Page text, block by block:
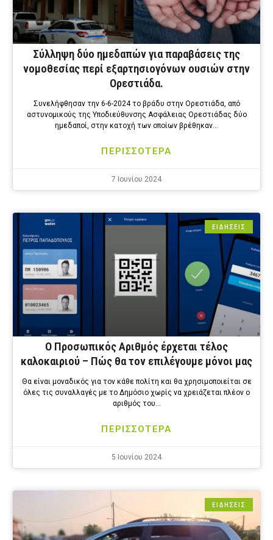
Σύλληψη δύο ημεδαπών για παραβάσεις της
νομοθεσίας περί εξαρτησιογόνων ουσιών στην
Ορεστιάδα.
Συνελήφθησαν την 6-6-2024 το βράδυ στην Ορεστιάδα, από
αστυνομικούς της Υποδιεύθυνσης Ασφάλειας Ορεστιάδας δύο
ημεδαποί, στην κατοχή των οποίων βρέθηκαν…
ΠΕΡΙΣΣΟΤΕΡΑ
7 Ιουνίου 2024
ΕΙΔΗΣΕΙΣ
Ο Προσωπικός Αριθμός έρχεται τέλος
καλοκαιριού – Πώς θα τον επιλέγουμε μόνοι μας
Θα είναι μοναδικός για τον κάθε πολίτη και θα χρησιμοποιείται σε
όλες τις συναλλαγές με το Δημόσιο χωρίς να χρειάζεται πλέον ο
αριθμός του…
ΠΕΡΙΣΣΟΤΕΡΑ
5 Ιουνίου 2024
ΕΙΔΗΣΕΙΣ